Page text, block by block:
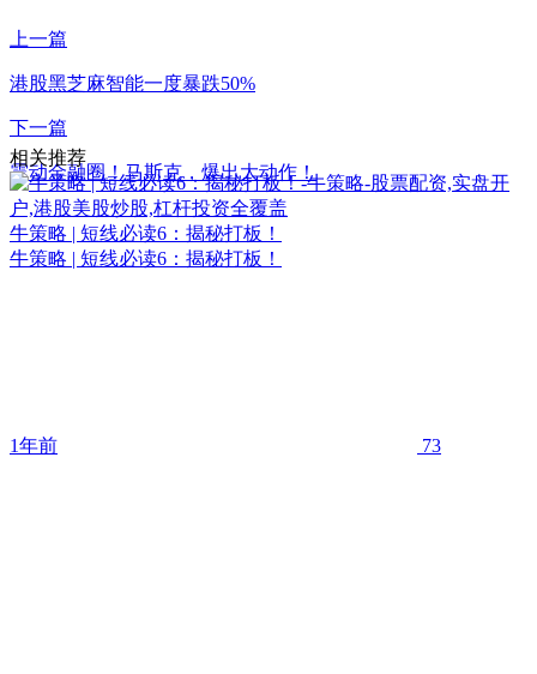
上一篇
港股黑芝麻智能一度暴跌50%
下一篇
震动金融圈！马斯克，爆出大动作！
相关推荐
牛策略 | 短线必读6：揭秘打板！
牛策略 | 短线必读6：揭秘打板！
1年前 73